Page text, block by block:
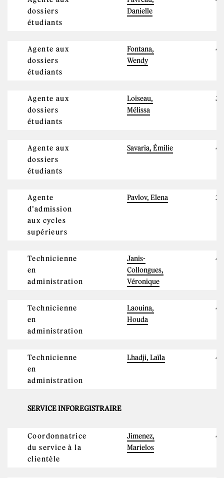
dossiers
étudiants
Danielle
Agente aux
dossiers
étudiants
Fontana,
Wendy
Agente aux
dossiers
étudiants
Loiseau,
Mélissa
Agente aux
dossiers
étudiants
Savaria, Émilie
Agente
d’admission
aux cycles
supérieurs
Pavlov, Elena
Technicienne
en
administration
Janis-
Collongues,
Véronique
Technicienne
en
administration
Laouina,
Houda
Technicienne
en
administration
Lhadji, Laïla
SERVICE INFOREGISTRAIRE
Coordonnatrice
du service à la
clientèle
Jimenez,
Marielos